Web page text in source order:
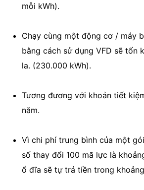
mỗi kWh).
Chạy cùng một động cơ / máy
bằng cách sử dụng VFD sẽ tốn
la. (230.000 kWh).
Tương đương với khoản tiết
năm.
Vì chi phí trung bình của một
số thay đổi 100 mã lực là
ổ đĩa sẽ tự trả tiền trong